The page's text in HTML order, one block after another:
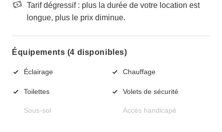
Tarif dégressif : plus la durée de votre location est
longue, plus le prix diminue.
Équipements (4 disponibles)
Éclairage Chauffage
Toilettes Volets de sécurité
Sous-sol Accès handicapé